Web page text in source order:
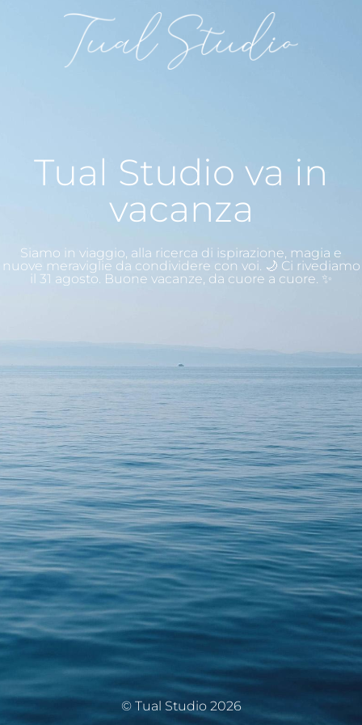
Tual Studio va in
vacanza
Siamo in viaggio, alla ricerca di ispirazione, magia e
nuove meraviglie da condividere con voi. 🌙 Ci rivediamo
il 31 agosto. Buone vacanze, da cuore a cuore. ✨
© Tual Studio 2026